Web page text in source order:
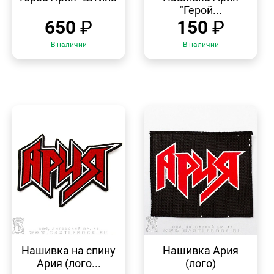
650 ₽
В наличии
"Герой...
150 ₽
В наличии
ПРОСМОТР
Нашивка на спину
Ария (лого...
ПРОСМОТР
Нашивка Ария
(лого)